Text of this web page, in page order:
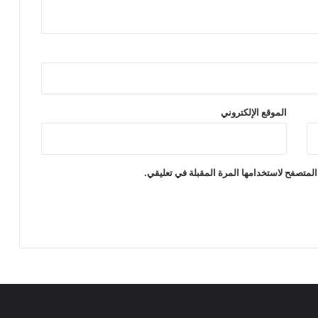
الموقع الإلكتروني
لاستخدامها المرة المقبلة في تعليقي.